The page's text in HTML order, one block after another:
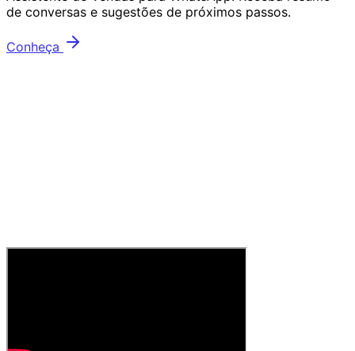
de conversas e sugestões de próximos passos.
Conheça